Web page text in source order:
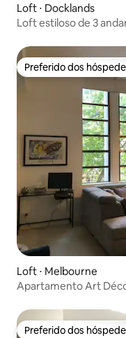
Loft ⋅ Docklands
Loft estiloso de 3
Preferido dos
Preferido dos
Loft ⋅ Melbourne
Apartamento Art
Preferido dos